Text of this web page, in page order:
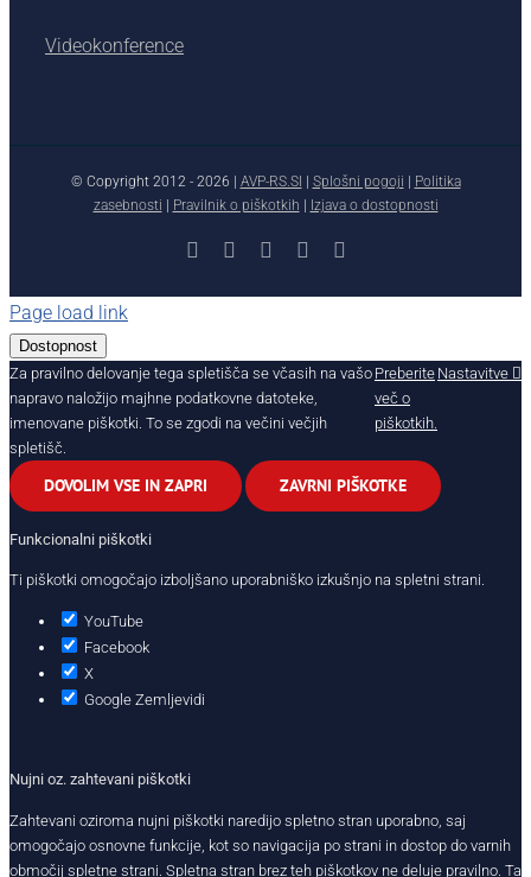
Videokonference
© Copyright 2012 - 2026 | AVP-RS.SI | Splošni pogoji | Politika
zasebnosti | Pravilnik o piškotkih | Izjava o dostopnosti
Facebook YouTubeInstagram
Page load link
Dostopnost
Za pravilno delovanje tega spletišča se včasih na vašo
napravo naložijo majhne podatkovne datoteke,
imenovane piškotki. To se zgodi na večini večjih
spletišč.
Preberite
več o
piškotkih.
Nastavitve
DOVOLIM VSE IN ZAPRI ZAVRNI PIŠKOTKE
Funkcionalni piškotki
Ti piškotki omogočajo izboljšano uporabniško izkušnjo na spletni strani.
YouTube
Facebook
X
Google Zemljevidi
Nujni oz. zahtevani piškotki
Zahtevani oziroma nujni piškotki naredijo spletno stran uporabno, saj
omogočajo osnovne funkcije, kot so navigacija po strani in dostop do varnih
območij spletne strani. Spletna stran brez teh piškotkov ne deluje pravilno. Ta